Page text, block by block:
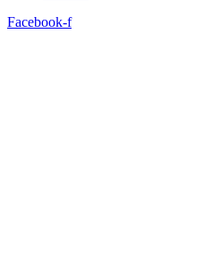
Facebook-f